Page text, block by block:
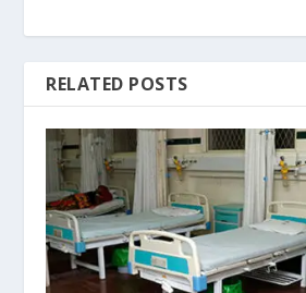
RELATED POSTS